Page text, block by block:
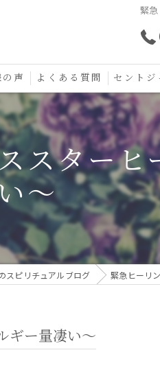
緊
声 よくある質問 セントジ
セント
セント
お守り
スター
〜
スピリチュアルブログ 緊急ヒーリ
ギー量凄い〜